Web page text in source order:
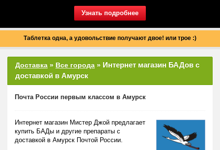
Узнать подробнее
Таблетка одна, а удовольствие получают двое! или трое :)
Доставка » Все города » Интернет магазин БАДов с
доставкой в Амурск
Почта России первым классом в Амурск
Интернет магазин Мистер Джой предлагает
купить БАДы и другие препараты с
доставкой в Амурск Почтой России.